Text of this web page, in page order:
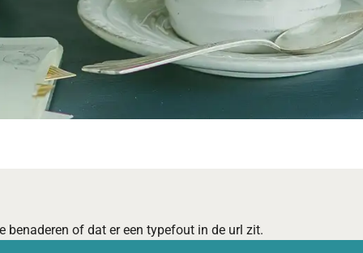
benaderen of dat er een typefout in de url zit.